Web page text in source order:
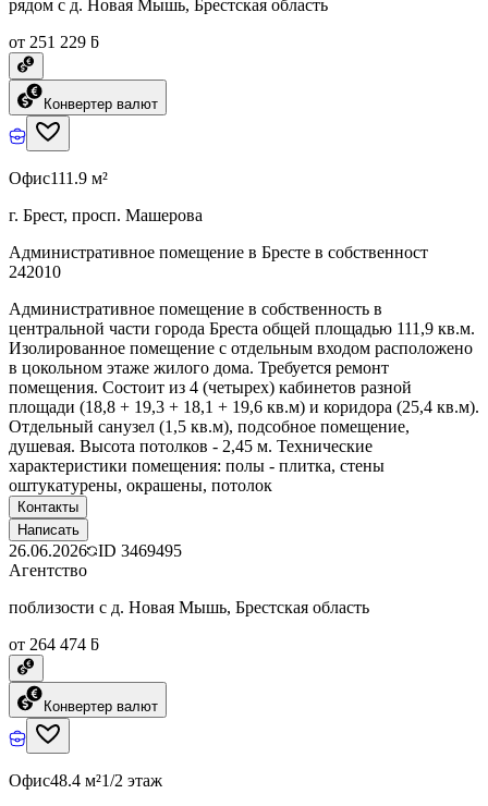
рядом с д. Новая Мышь, Брестская область
от 251 229 ƃ
Конвертер валют
Офис111.9 м²
г. Брест, просп. Машерова
Административное помещение в Бресте в собственност
242010
Административное помещение в собственность в
центральной части города Бреста общей площадью 111,9 кв.м.
Изолированное помещение с отдельным входом расположено
в цокольном этаже жилого дома. Требуется ремонт
помещения. Состоит из 4 (четырех) кабинетов разной
площади (18,8 + 19,3 + 18,1 + 19,6 кв.м) и коридора (25,4 кв.м).
Отдельный санузел (1,5 кв.м), подсобное помещение,
душевая. Высота потолков - 2,45 м. Технические
характеристики помещения: полы - плитка, стены
оштукатурены, окрашены, потолок
Контакты
Написать
26.06.2026 ID 3469495
Агентство
поблизости с д. Новая Мышь, Брестская область
от 264 474 ƃ
Конвертер валют
Офис48.4 м²1/2 этаж